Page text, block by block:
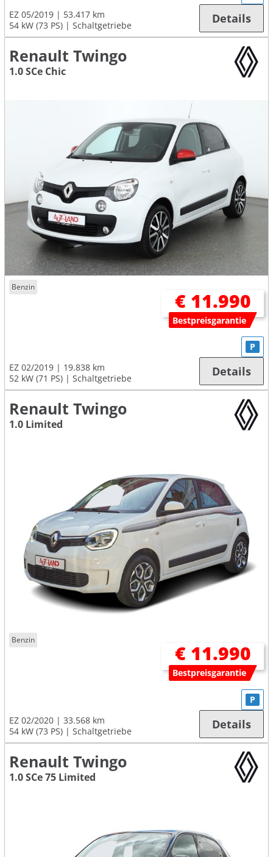
EZ 05/2019
53.417 km
54 kW (73 PS)
Schaltgetriebe Details
Renault Twingo
1.0 SCe Chic
Benzin
€ 11.990
Bestpreisgarantie
EZ 02/2019
19.838 km
52 kW (71 PS)
Schaltgetriebe
P
Details
Renault Twingo
1.0 Limited
Benzin
€ 11.990
Bestpreisgarantie
EZ 02/2020
33.568 km
54 kW (73 PS)
Schaltgetriebe
P
Details
Renault Twingo
1.0 SCe 75 Limited